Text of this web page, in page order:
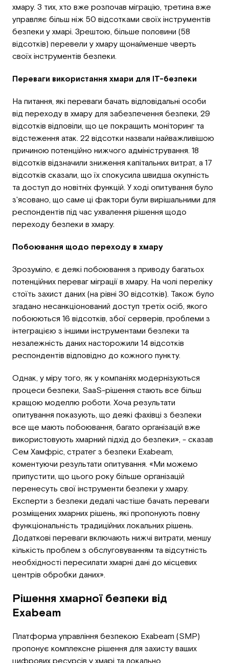
хмару. З тих, хто вже розпочав міграцію, третина вже
управляє більш ніж 50 відсотками своїх інструментів
безпеки у хмарі. Зрештою, більше половини (58
відсотків) перевели у хмару щонайменше чверть
своїх інструментів безпеки.
Переваги використання хмари для ІТ-безпеки
На питання, які переваги бачать відповідальні особи
від переходу в хмару для забезпечення безпеки, 29
відсотків відповіли, що це покращить моніторинг та
відстеження атак. 22 відсотки назвали найважливішою
причиною потенційно нижчого адміністрування. 18
відсотків відзначили зниження капітальних витрат, а 17
відсотків сказали, що їх спокусила швидша окупність
та доступ до новітніх функцій. У ході опитування було
з'ясовано, що саме ці фактори були вирішальними для
респондентів під час ухвалення рішення щодо
переходу безпеки в хмару.
Побоювання щодо переходу в хмару
Зрозуміло, є деякі побоювання з приводу багатьох
потенційних переваг міграції в хмару. На чолі переліку
стоїть захист даних (на рівні 30 відсотків). Також було
згадано несанкціонований доступ третіх осіб, якого
побоюються 16 відсотків, збої серверів, проблеми з
інтеграцією з іншими інструментами безпеки та
незалежність даних насторожили 14 відсотків
респондентів відповідно до кожного пункту.
Однак, у міру того, як у компаніях модернізуються
процеси безпеки, SaaS-рішення стають все більш
кращою моделлю роботи. Хоча результати
опитування показують, що деякі фахівці з безпеки
все ще мають побоювання, багато організацій вже
використовують хмарний підхід до безпеки», - сказав
Сем Хамфріс, стратег з безпеки Exabeam,
коментуючи результати опитування. «Ми можемо
припустити, що цього року більше організацій
перенесуть свої інструменти безпеки у хмару.
Експерти з безпеки дедалі частіше бачать переваги
розміщених хмарних рішень, які пропонують повну
функціональність традиційних локальних рішень.
Додаткові переваги включають нижчі витрати, меншу
кількість проблем з обслуговуванням та відсутність
необхідності пересилати хмарні дані до місцевих
центрів обробки даних».
Рішення хмарної безпеки від
Exabeam
Платформа управління безпекою Exabeam (SMP)
пропонує комплексне рішення для захисту ваших
цифрових ресурсів у хмарі та локально.